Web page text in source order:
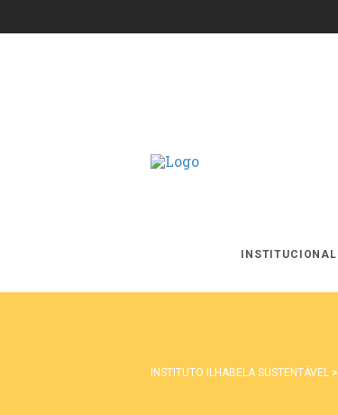
INSTITUCIONAL
INSTITUTO ILHABELA SUSTENTÁVEL >